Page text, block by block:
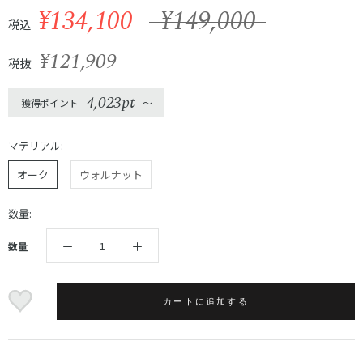
税込 ¥134,100 ¥149,000
税抜 ¥121,909
獲得ポイント 4,023pt 〜
マテリアル:
オーク
ウォルナット
数量:
数量
カートに追加する